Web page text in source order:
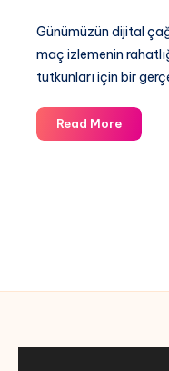
Günümüzün dijital
maç izlemenin
tutkunları için bir
Read MoreCanlı
Maçları